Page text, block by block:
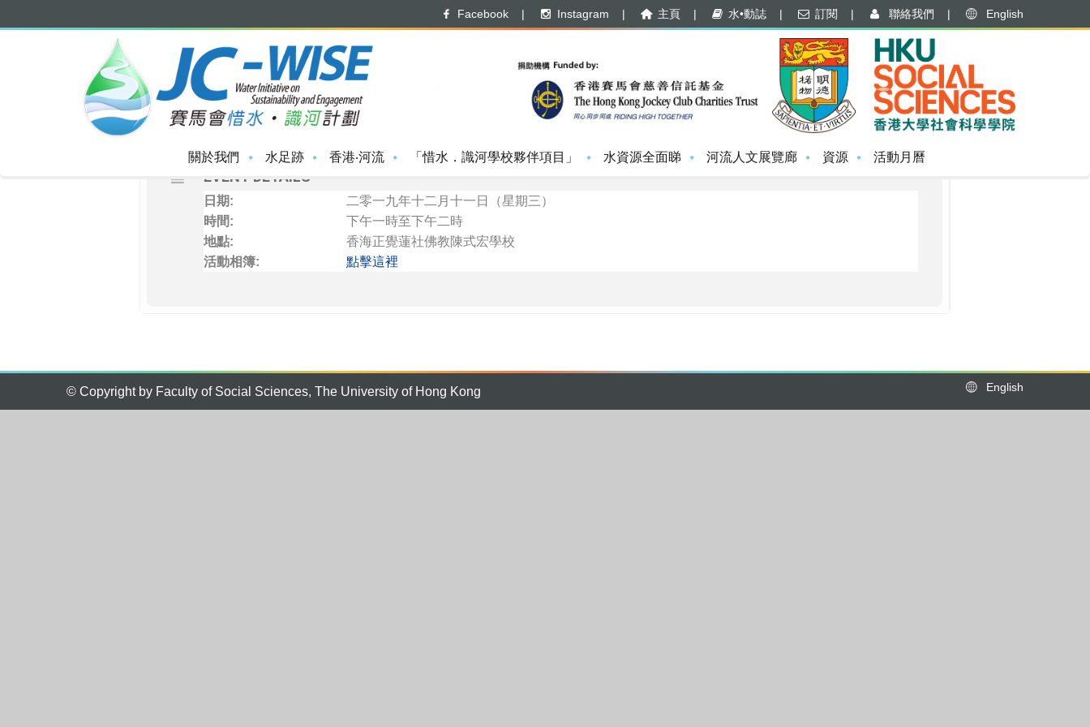
Facebook | Instagram | 主頁 | 水•動誌 | 訂閱 | 聯絡我們 | English
關於我們 水足跡 香港‧河流 「惜水．識河學校夥伴項目」 水資源全面睇 河流人文展覽廊 資源 活動月曆
DECEMBER, 2019
11 「賽馬會惜水・識河計劃」工作坊：河處是吾家
EVENT DETAILS
日期:
二零一九年十二月十一日（星期三）
時間:
下午一時至下午二時
地點:
香海正覺蓮社佛教陳式宏學校
活動相簿:
點擊這裡
© Copyright by Faculty of Social Sciences, The University of Hong Kong English